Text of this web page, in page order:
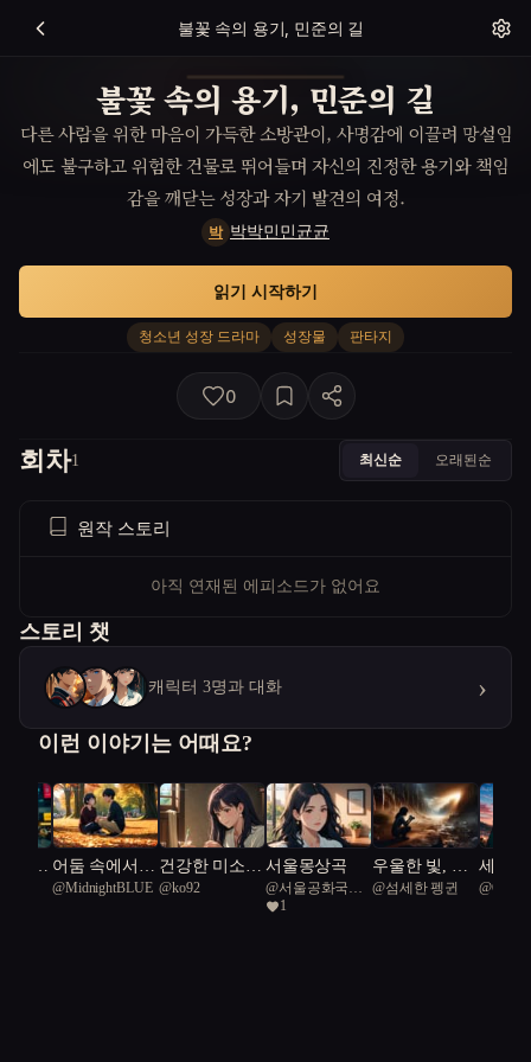
불꽃 속의 용기, 민준의 길
불꽃 속의 용기, 민준의 길
다른 사람을 위한 마음이 가득한 소방관이, 사명감에 이끌려 망설임
에도 불구하고 위험한 건물로 뛰어들며 자신의 진정한 용기와 책임
감을 깨닫는 성장과 자기 발견의 여정.
박 박박민민균균
청소년 성장 드라마 성장물 판타지
읽기 시작하기
0
회차1 최신순 오래된순
원작 스토리
아직 연재된 에피소드가 없어요
스토리 챗
캐릭터 3명과 대화 ›
이런 이야기는 어때요?
어둠 속에서
빛을 찾는 시
@MidnightBLUE
건강한 미소의
이웃
@ko92
서울몽상곡
@서울공화국일
급시민
1
우울한 빛, 사
진으로 말하다
@섬세한 펭귄
세계
서: 파
@